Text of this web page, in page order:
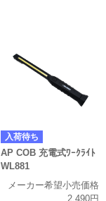
入荷待ち
AP COB 充電式ﾜｰｸﾗｲﾄ
WL881
メーカー希望小売価格
2,490円